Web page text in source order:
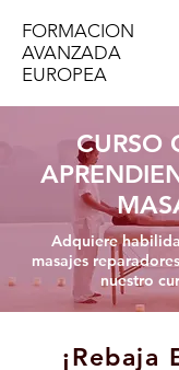
FORMACION
AVANZADA
EUROPEA
CURSO
Adquiere
masajes
nuestro
¡Rebaja